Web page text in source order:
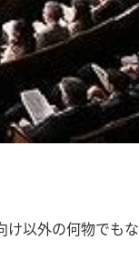
け以外の何物でもな